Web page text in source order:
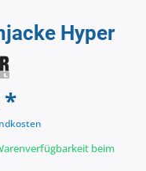
Hyper
*
beim